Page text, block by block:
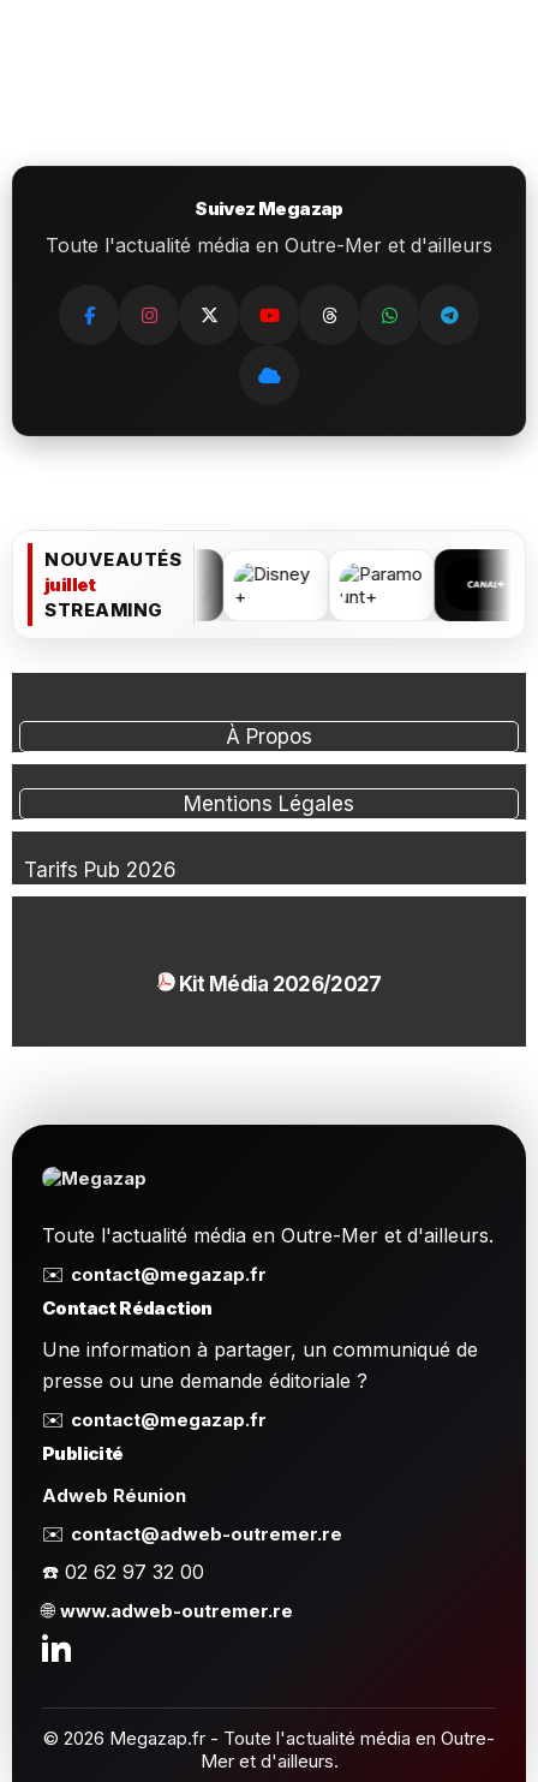
Suivez Megazap
Toute l'actualité média en Outre-Mer et d'ailleurs
NOUVEAUTÉS
juillet
STREAMING
À Propos
Mentions Légales
Tarifs Pub 2026
Kit Média 2026/2027
Toute l'actualité média en Outre-Mer et d'ailleurs.
✉️ contact@megazap.fr
Contact Rédaction
Une information à partager, un communiqué de
presse ou une demande éditoriale ?
✉️ contact@megazap.fr
Publicité
Adweb Réunion
✉️ contact@adweb-outremer.re
☎️ 02 62 97 32 00
🌐www.adweb-outremer.re
© 2026 Megazap.fr - Toute l'actualité média en Outre-
Mer et d'ailleurs.